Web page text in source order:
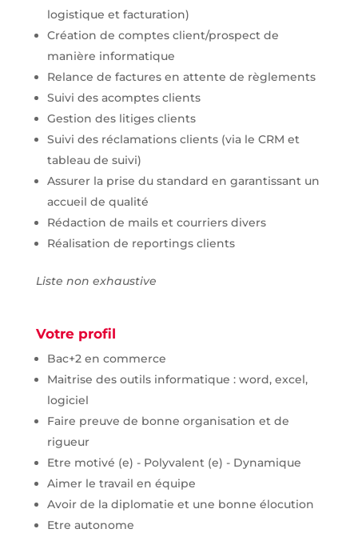
logistique et facturation)
Création de comptes client/prospect de
manière informatique
Relance de factures en attente de règlements
Suivi des acomptes clients
Gestion des litiges clients
Suivi des réclamations clients (via le CRM et
tableau de suivi)
Assurer la prise du standard en garantissant un
accueil de qualité
Rédaction de mails et courriers divers
Réalisation de reportings clients
Liste non exhaustive
Votre profil
Bac+2 en commerce
Maitrise des outils informatique : word, excel,
logiciel
Faire preuve de bonne organisation et de
rigueur
Etre motivé (e) - Polyvalent (e) - Dynamique
Aimer le travail en équipe
Avoir de la diplomatie et une bonne élocution
Etre autonome